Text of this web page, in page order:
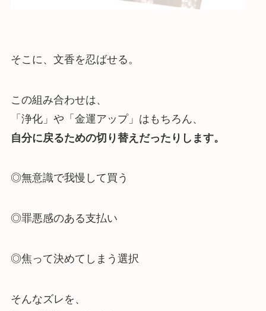
そこに、文香を忍ばせる。
この組み合わせは、
「浄化」や「金運アップ」はもちろん、
自分に戻るための切り替えだったりします。
◎無意識で我慢して買う
◎罪悪感のある支払い
◎焦って決めてしまう選択
そんなズレを、